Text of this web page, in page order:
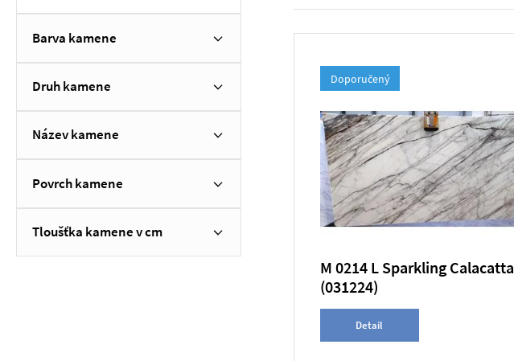
Barva kamene
Druh kamene
Název kamene
Povrch kamene
Tloušťka kamene v cm
Doporučený
M 0214 L Sparkling Calacatta
(031224)
Detail